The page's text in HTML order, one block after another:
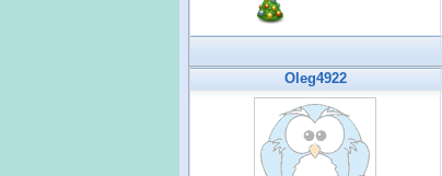
Oleg4922